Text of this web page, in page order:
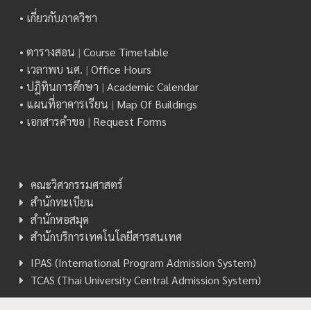
• เกี่ยวกับภาควิชา
• ตารางสอน | Course Timetable
• เวลาพบ นศ. | Office Hours
• ปฎิทินการศึกษา | Academic Calendar
• แผนที่อาคารเรียน | Map Of Buildings
• เอกสารคำขอ | Request Forms
คณะวิศวกรรมศาสตร์
สำนักทะเบียน
สำนักหอสมุด
สำนักบริการเทคโนโลยีสารสนเทศ
IPAS (International Program Admission System)
TCAS (Thai University Central Admission System)